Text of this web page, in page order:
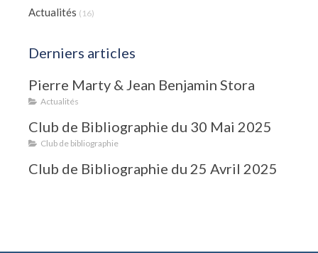
Actualités (16)
Derniers articles
Pierre Marty & Jean Benjamin Stora
Actualités
Club de Bibliographie du 30 Mai 2025
Club de bibliographie
Club de Bibliographie du 25 Avril 2025